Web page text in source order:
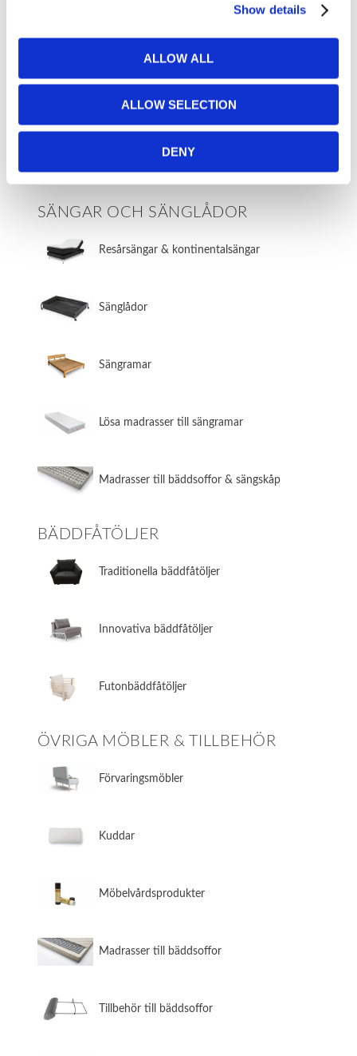
Show details
ALLOW ALL
ALLOW SELECTION
DENY
LAGERVAROR 2-5 DAGARS
SÄNGAR OCH SÄNGLÅDOR
​Resårsängar & kontinentalsängar
​Sänglådor
​Sängramar
​Lösa madrasser till sängramar
​Madrasser till bäddsoffor & sängskåp
BÄDDFÅTÖLJER
​Traditionella bäddfåtöljer
​Innovativa bäddfåtöljer
​Futonbäddfåtöljer
ÖVRIGA MÖBLER & TILLBEHÖR
​Förvaringsmöbler
​Kuddar
​Möbelvårdsprodukter
​Madrasser till bäddsoffor
​Tillbehör till bäddsoffor